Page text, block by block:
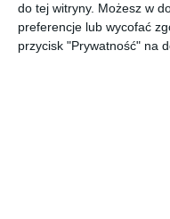
do tej witryny. Możesz w
preferencje lub wycofać
przycisk "Prywatność" na
INSPIRACJA